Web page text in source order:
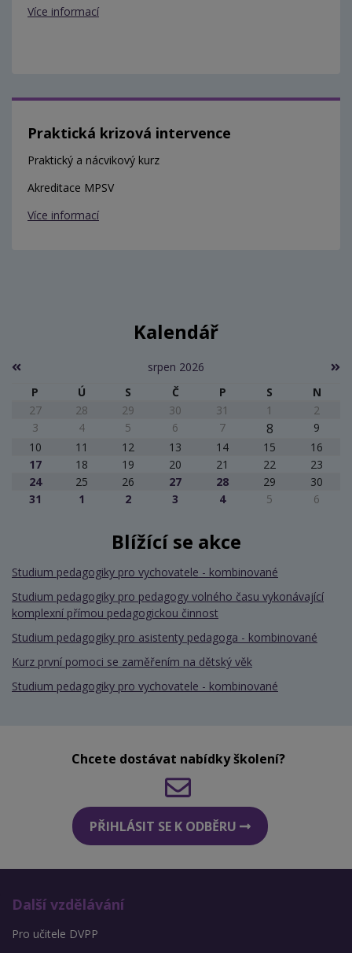
Více informací
Praktická krizová intervence
Praktický a nácvikový kurz
Akreditace MPSV
Více informací
Kalendář
srpen 2026
P
Ú S Č P S
N
27
28 29 30 31 1
2
3
4 5 6 7 8
9
10
11 12 13 14 15
16
17
18 19 20 21 22
23
24
25 26 27 28 29
30
31
1 2 3 4 5 6
Blížící se akce
Studium pedagogiky pro vychovatele - kombinované
Studium pedagogiky pro pedagogy volného času vykonávající
komplexní přímou pedagogickou činnost
Studium pedagogiky pro asistenty pedagoga - kombinované
Kurz první pomoci se zaměřením na dětský věk
Studium pedagogiky pro vychovatele - kombinované
Chcete dostávat nabídky školení?
PŘIHLÁSIT SE K ODBĚRU
Další vzdělávání
Pro učitele DVPP